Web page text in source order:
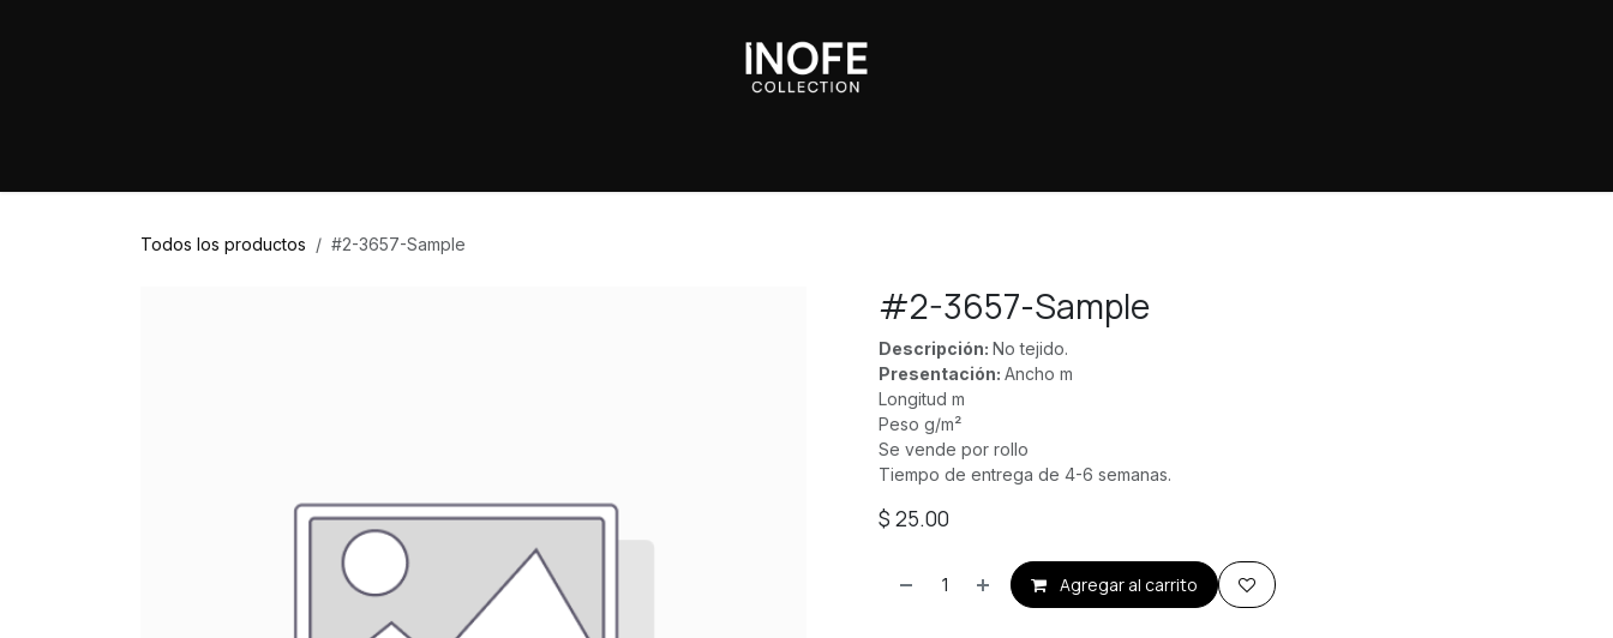
Todos los productos #2-3657-Sample
#2-3657-Sample
Descripción: No tejido.
Presentación: Ancho m
Longitud m
Peso g/m²
Se vende por rollo
Tiempo de entrega de 4-6 semanas.
$ 25.00
Agregar al carrito